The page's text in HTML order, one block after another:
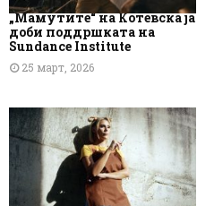
„Мамутите“ на Котевска ја
доби поддршката на
Sundance Institute
25 март, 2026